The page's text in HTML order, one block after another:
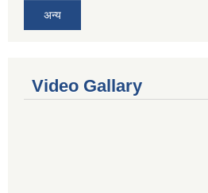
अन्य
Video Gallary